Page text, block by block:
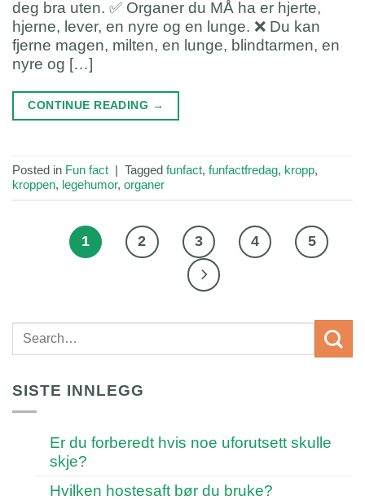
deg bra uten. ✅ Organer du MÅ ha er hjerte,
hjerne, lever, en nyre og en lunge. ❌ Du kan
fjerne magen, milten, en lunge, blindtarmen, en
nyre og […]
CONTINUE READING →
Posted in Fun fact | Tagged funfact, funfactfredag, kropp,
kroppen, legehumor, organer
1 2 3 4 5
SISTE INNLEGG
Er du forberedt hvis noe uforutsett skulle
skje?
Hvilken hostesaft bør du bruke?